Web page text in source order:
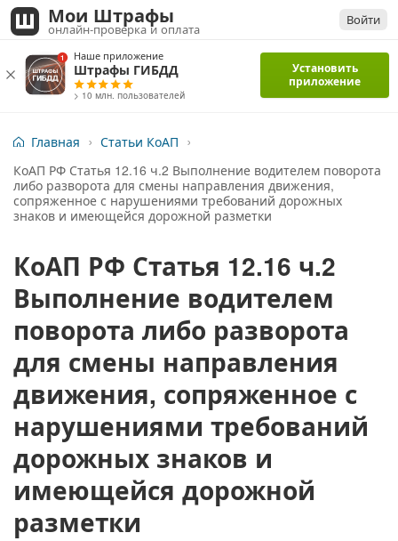
Мои Штрафы
онлайн-проверка и оплата
Войти
Наше приложение
Штрафы ГИБДД
> 10 млн. пользователей
Установить
приложение
Главная
Статьи КоАП
КоАП РФ Статья 12.16 ч.2 ​Выполнение водителем поворота
либо разворота для смены направления движения,
сопряженное с нарушениями требований дорожных
знаков и имеющейся дорожной разметки
КоАП РФ Статья 12.16 ч.2 ​
Выполнение водителем
поворота либо разворота
для смены направления
движения, сопряженное с
нарушениями требований
дорожных знаков и
имеющейся дорожной
разметки